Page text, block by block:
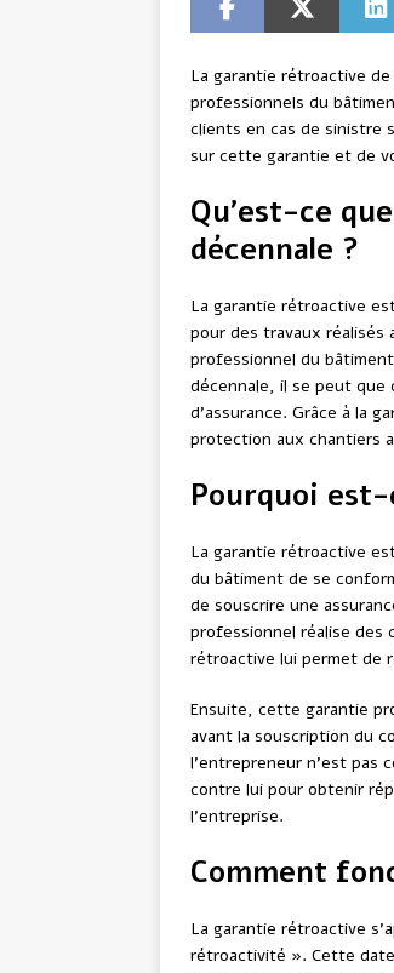
La garantie rétroactive
professionnels du
clients en cas de sinistre
sur cette garantie et de
Qu’est-ce
décennale ?
La garantie rétroactive
pour des travaux réalisés
professionnel du
décennale, il se peut
d’assurance. Grâce à la
protection aux chantiers
Pourquoi
La garantie rétroactive
du bâtiment de se
de souscrire une
professionnel réalise des
rétroactive lui permet de
Ensuite, cette garantie
avant la souscription du
l’entrepreneur n’est pas
contre lui pour obtenir
l’entreprise.
Comment
La garantie rétroactive
rétroactivité ». Cette